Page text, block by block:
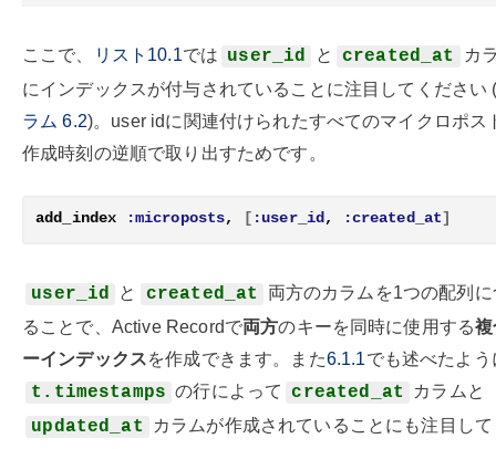
ここで、 リスト10.1では user_id と created_at
カ
にインデックスが付与されていることに注目してください
ラム 6.2)。user idに関連付けられたすべてのマイクロポス
作成時刻の逆順で取り出すためです。
add_index :microposts, [ :user_id , :created_at]
user_id と created_at
両方のカラムを1つの配列
ることで、Active Recordで両方のキーを同時に使用する
ーインデックスを作成できます。また6.1.1でも述べたよう
t.timestamps の行によって created_at カラムと
updated_at カラムが作成されていることにも注目し